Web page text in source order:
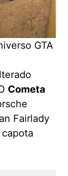
GTA
Cometa
Fairlady